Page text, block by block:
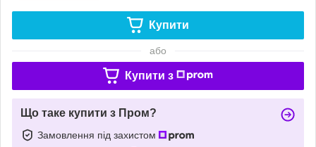
Купити
або
Купити з
Що таке купити з Пром?
Замовлення під захистом